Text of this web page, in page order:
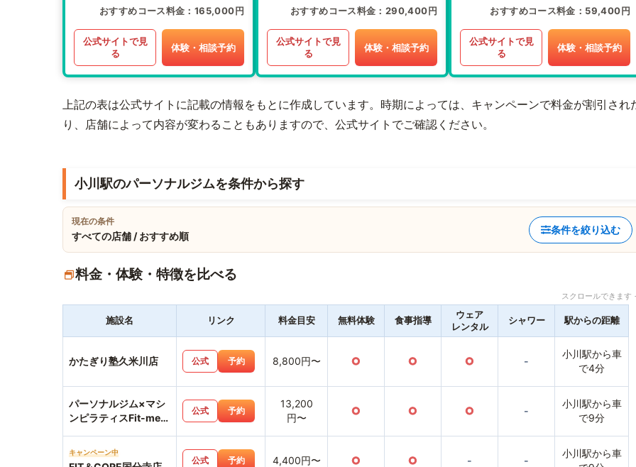
おすすめコース料金 165,000円
公式サイトで見
る
体験・相談予約
おすすめコース料金 290,400円
公式サイトで見
る
体験・相談予約
おすすめコース料金 59,400円
公式サイトで見
る
体験・相談予約
上記の表は公式サイトに記載の情報をもとに作成しています。時期によっては、キャンペーンで料金が割引され
り、店舗によって内容が変わることもありますので、公式サイトでご確認ください。
小川駅のパーソナルジムを条件から探す
現在の条件
すべての店舗 / おすすめ順
条件を絞り込む
料金・体験・特徴を比べる
スクロールできま
施設名 リンク 料金目安 無料体験 食事指導
ウェア
レンタル
シャワー 駅からの距離
かたぎり塾久米川店 公式 予約 8,800円〜 ○ ○ ○ -
小川駅から車
で4分
パーソナルジム×マシ
ンピラティスFit-me西
公式 予約
13,200
円〜
○ ○ ○ -
小川駅から車
で9分
キャンペーン中
公式 予約 4,400円〜 ○ ○ - -
小川駅から車